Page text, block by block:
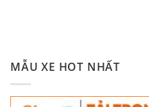
MẪU XE HOT NHẤT